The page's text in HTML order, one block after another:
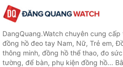
DangQuang.Watch chuyên cung
đồng hồ đeo tay Nam, Nữ, Trẻ em,
thông minh, đồng hồ thể thao, đo
tường, để bàn, phụ kiện đồng hồ...